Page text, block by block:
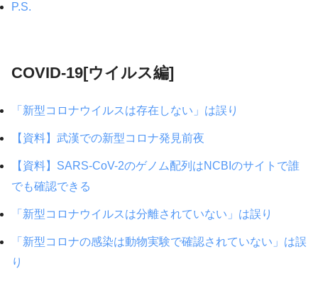
P.S.
COVID-19[ウイルス編]
「新型コロナウイルスは存在しない」は誤り
【資料】武漢での新型コロナ発見前夜
【資料】SARS-CoV-2のゲノム配列はNCBIのサイトで誰
でも確認できる
「新型コロナウイルスは分離されていない」は誤り
「新型コロナの感染は動物実験で確認されていない」は誤
り